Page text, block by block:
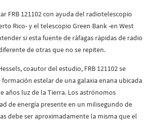
FRB 121102 con ayuda del radiotelescopio
Rico- y el telescopio Green Bank -en West
si esta fuente de ráfagas rápidas de radio
de otras que no se repiten.
coautor del estudio, FRB 121102 se
estelar de una galaxia enana ubicada
años luz de la Tierra. Los astrónomos
de energía presente en un milisegundo de
debe ser aproximadamente la misma que el